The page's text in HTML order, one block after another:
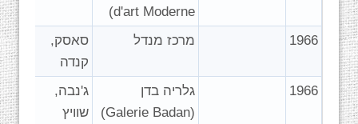
d'art Moderne)
1966 מרכז מנדל
סאסק,
קנדה
1966
גלריה בדן
(Galerie Badan)
ג'נבה,
שוויץ